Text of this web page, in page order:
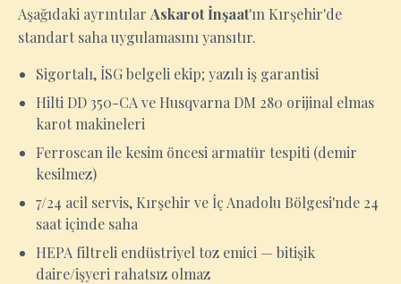
Aşağıdaki ayrıntılar Askarot İnşaat'ın Kırşehir'de
standart saha uygulamasını yansıtır.
Sigortalı, İSG belgeli ekip; yazılı iş garantisi
Hilti DD 350-CA ve Husqvarna DM 280 orijinal elmas
karot makineleri
Ferroscan ile kesim öncesi armatür tespiti (demir
kesilmez)
7/24 acil servis, Kırşehir ve İç Anadolu Bölgesi'nde 24
saat içinde saha
HEPA filtreli endüstriyel toz emici — bitişik
daire/işyeri rahatsız olmaz